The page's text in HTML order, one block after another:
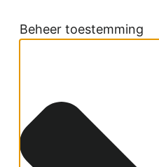
Beheer toestemming